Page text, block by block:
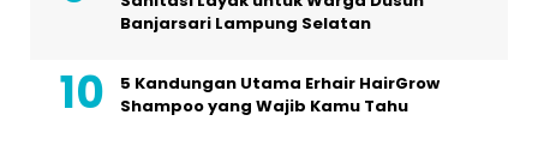
Banjarsari Lampung Selatan
5 Kandungan Utama Erhair HairGrow
Shampoo yang Wajib Kamu Tahu